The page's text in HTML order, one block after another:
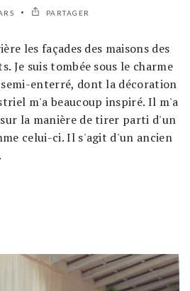
PARTAGER
les façades des maisons des
Je suis tombée sous le charme
enterré, dont la décoration
m'a beaucoup inspiré. Il m'a
la manière de tirer parti d'un
celui-ci. Il s'agit d'un ancien